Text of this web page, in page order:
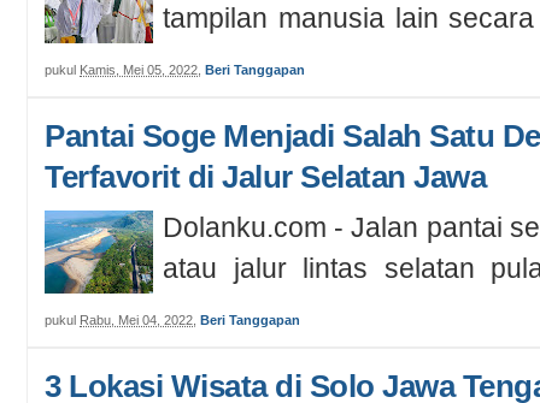
tampilan manusia lain
berdasarkan pengalaman
pukul Kamis, Mei 05, 2022 Beri Tanggapan
Pantai Soge Menjadi Salah Satu
Terfavorit di Jalur Selatan Jawa
Dolanku.com - Jalan pantai
atau jalur lintas selatan
area yang dipenuhi wisata
pukul Rabu, Mei 04, 2022 Beri Tanggapan
3 Lokasi Wisata di Solo Jawa